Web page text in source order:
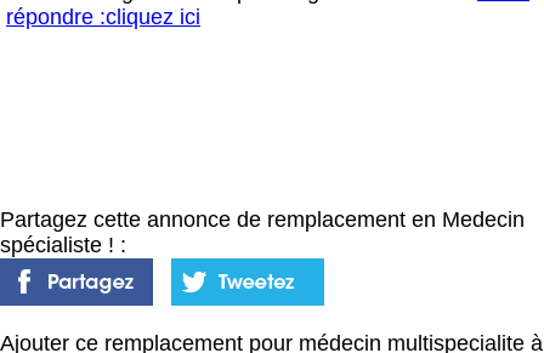
répondre :cliquez ici
Partagez cette annonce de remplacement en Medecin
spécialiste ! :
Ajouter ce remplacement pour médecin multispecialite à